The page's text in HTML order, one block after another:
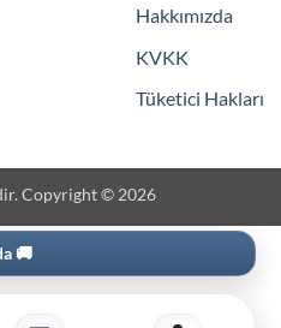
Hakkımızda
KVKK
Tüketici Hakları
Copyright © 2026
🚚